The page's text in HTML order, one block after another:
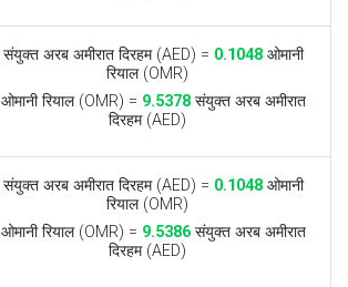
संयुक्त अरब अमीरात दिरहम (AED) = 0.1048 ओमानी
रियाल (OMR)
ओमानी रियाल (OMR) = 9.5378 संयुक्त अरब अमीरात
दिरहम (AED)
संयुक्त अरब अमीरात दिरहम (AED) = 0.1048 ओमानी
रियाल (OMR)
ओमानी रियाल (OMR) = 9.5386 संयुक्त अरब अमीरात
दिरहम (AED)